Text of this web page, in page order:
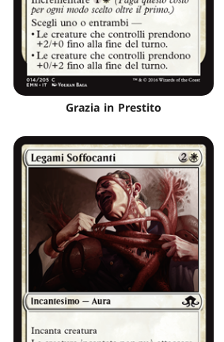
Grazia in Prestito